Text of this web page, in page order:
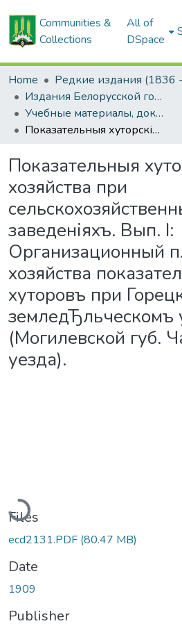
Communities &
Collections
All of
DSpace
Home
Издания Белорусской государственной сельскохозяйственной академии
Учебные материалы, документы, отчеты
Показательныя хуторскія хозяйства при сельскохозяйственныхъ учебныхъ заведеніяхъ. Вып. I: Организационный планъ хозяйства показательных хуторовъ при Горецкомъ земледЂльческомъ училищЂ (Могилевской губ. Чаусскаго уезда).
Показательныя
хозяйства при
заведеніяхъ. Вып. I:
Организационный
хозяйства
хуторовъ при
(Могилевской губ.
уезда).
Loading...
Files
ecd2131.PDF (80.47 MB)
Date
1909
Publisher